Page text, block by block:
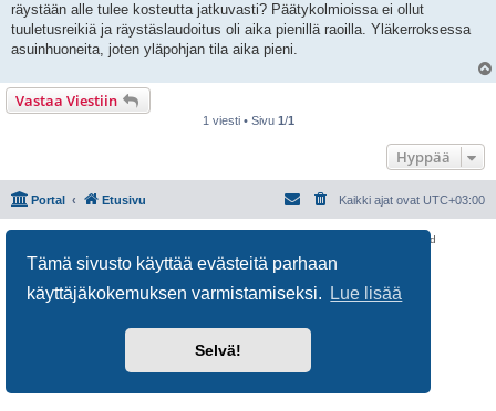
Tämä sivusto käyttää evästeitä parhaan
käyttäjäkokemuksen varmistamiseksi.
Lue lisää
Selvä!
räystään alle tulee kosteutta jatkuvasti? Päätykolmioissa ei ollut
tuuletusreikiä ja räystäslaudoitus oli aika pienillä raoilla. Yläkerroksessa
asuinhuoneita, joten yläpohjan tila aika pieni.
Vastaa Viestiin
1 viesti • Sivu 1/1
Hyppää
Portal Etusivu Kaikki ajat ovat UTC+03:00
® Forum Software © phpBB Limited
Käännös: phpBB Suomi (lurttinen, harritapio, Pettis)